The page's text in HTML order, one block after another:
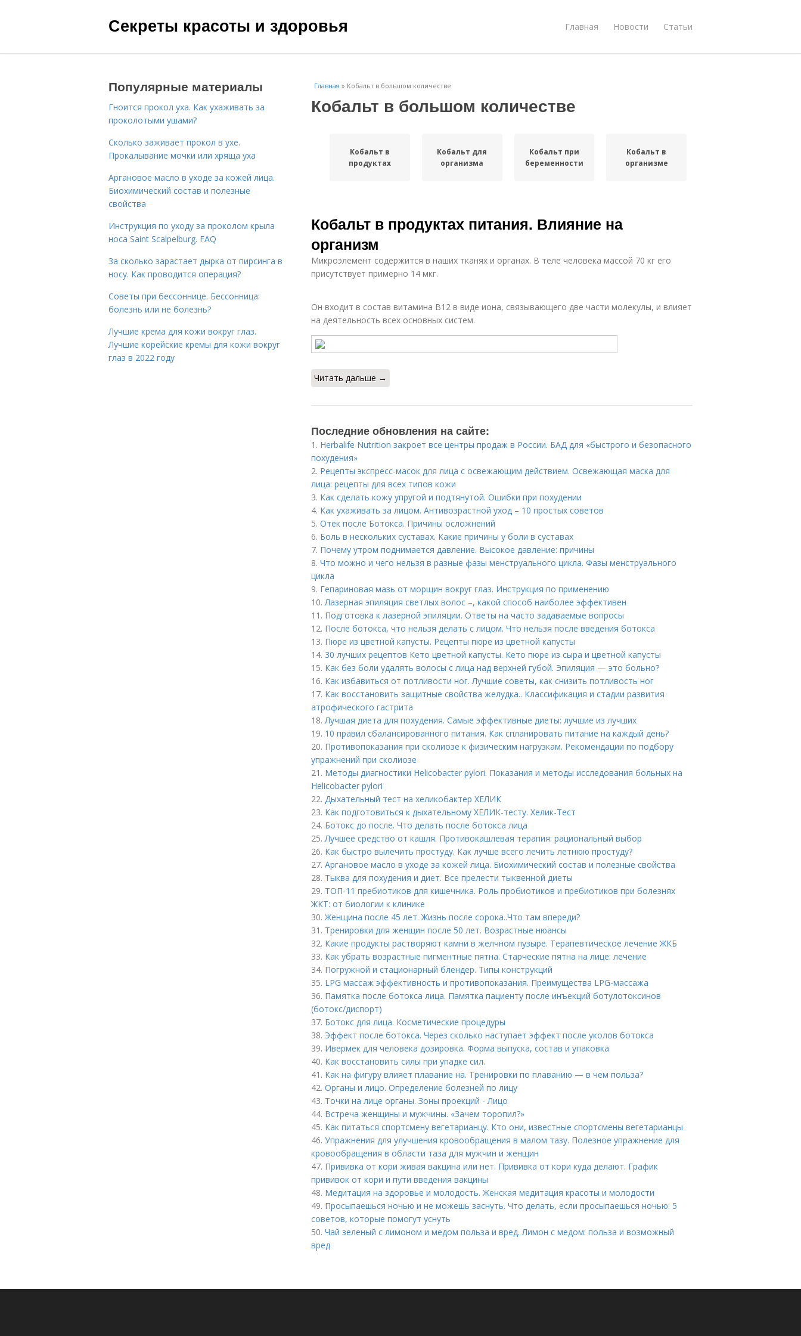
Секреты красоты и здоровья Главная Новости Статьи
Главная » Кобальт в большом количестве
Кобальт в большом количестве
Кобальт в
продуктах
Кобальт для
организма
Кобальт при
беременности
Кобальт в
организме
Кобальт в продуктах питания. Влияние на
организм
Микроэлемент содержится в наших тканях и органах. В теле человека массой 70 кг его
присутствует примерно 14 мкг.
Он входит в состав витамина В12 в виде иона, связывающего две части молекулы, и влияет
на деятельность всех основных систем.
Читать дальше →
Последние обновления на сайте:
1. Herbalife Nutrition закроет все центры продаж в России. БАД для «быстрого и безопасного
похудения»
2. Рецепты экспресс-масок для лица с освежающим действием. Освежающая маска для
лица: рецепты для всех типов кожи
3. Как сделать кожу упругой и подтянутой. Ошибки при похудении
4. Как ухаживать за лицом. Антивозрастной уход – 10 простых советов
5. Отек после Ботокса. Причины осложнений
6. Боль в нескольких суставах. Какие причины у боли в суставах
7. Почему утром поднимается давление. Высокое давление: причины
8. Что можно и чего нельзя в разные фазы менструального цикла. Фазы менструального
цикла
9. Гепариновая мазь от морщин вокруг глаз. Инструкция по применению
10.Лазерная эпиляция светлых волос –, какой способ наиболее эффективен
11. Подготовка к лазерной эпиляции. Ответы на часто задаваемые вопросы
12. После ботокса, что нельзя делать с лицом. Что нельзя после введения ботокса
13. Пюре из цветной капусты. Рецепты пюре из цветной капусты
14. 30 лучших рецептов Кето цветной капусты. Кето пюре из сыра и цветной капусты
15. Как без боли удалять волосы с лица над верхней губой. Эпиляция — это больно?
16. Как избавиться от потливости ног. Лучшие советы, как снизить потливость ног
17. Как восстановить защитные свойства желудка.. Классификация и стадии развития
атрофического гастрита
18.Лучшая диета для похудения. Самые эффективные диеты: лучшие из лучших
19. 10 правил сбалансированного питания. Как спланировать питание на каждый день?
20. Противопоказания при сколиозе к физическим нагрузкам. Рекомендации по подбору
упражнений при сколиозе
21. Методы диагностики Helicobacter pylori. Показания и методы исследования больных на
Helicobacter pylori
22. Дыхательный тест на хеликобактер ХЕЛИК
23. Как подготовиться к дыхательному ХЕЛИК-тесту. Хелик-Тест
24. Ботокс до после. Что делать после ботокса лица
25.Лучшее средство от кашля. Противокашлевая терапия: рациональный выбор
26. Как быстро вылечить простуду. Как лучше всего лечить летнюю простуду?
27. Аргановое масло в уходе за кожей лица. Биохимический состав и полезные свойства
28. Тыква для похудения и диет. Все прелести тыквенной диеты
29. ТОП-11 пребиотиков для кишечника. Роль пробиотиков и пребиотиков при болезнях
ЖКТ: от биологии к клинике
30.Женщина после 45 лет. Жизнь после сорока..Что там впереди?
31. Тренировки для женщин после 50 лет. Возрастные нюансы
32. Какие продукты растворяют камни в желчном пузыре. Терапевтическое лечение ЖКБ
33. Как убрать возрастные пигментные пятна. Старческие пятна на лице: лечение
34. Погружной и стационарный блендер. Типы конструкций
35. LPG массаж эффективность и противопоказания. Преимущества LPG-массажа
36. Памятка после ботокса лица. Памятка пациенту после инъекций ботулотоксинов
(ботокс/диспорт)
37. Ботокс для лица. Косметические процедуры
38. Эффект после ботокса. Через сколько наступает эффект после уколов ботокса
39. Ивермек для человека дозировка. Форма выпуска, состав и упаковка
40. Как восстановить силы при упадке сил.
41. Как на фигуру влияет плавание на. Тренировки по плаванию — в чем польза?
42. Органы и лицо. Определение болезней по лицу
43. Точки на лице органы. Зоны проекций - Лицо
44. Встреча женщины и мужчины. «Зачем торопил?»
45. Как питаться спортсмену вегетарианцу. Кто они, известные спортсмены вегетарианцы
46. Упражнения для улучшения кровообращения в малом тазу. Полезное упражнение для
кровообращения в области таза для мужчин и женщин
47. Прививка от кори живая вакцина или нет. Прививка от кори куда делают. График
прививок от кори и пути введения вакцины
48. Медитация на здоровье и молодость. Женская медитация красоты и молодости
49. Просыпаешься ночью и не можешь заснуть. Что делать, если просыпаешься ночью: 5
советов, которые помогут уснуть
50. Чай зеленый с лимоном и медом польза и вред. Лимон с медом: польза и возможный
вред
Популярные материалы
Гноится прокол уха. Как ухаживать за
проколотыми ушами?
Сколько заживает прокол в ухе.
Прокалывание мочки или хряща уха
Аргановое масло в уходе за кожей лица.
Биохимический состав и полезные
свойства
Инструкция по уходу за проколом крыла
носа Saint Scalpelburg. FAQ
За сколько зарастает дырка от пирсинга в
носу. Как проводится операция?
Советы при бессоннице. Бессонница:
болезнь или не болезнь?
Лучшие крема для кожи вокруг глаз.
Лучшие корейские кремы для кожи вокруг
глаз в 2022 году